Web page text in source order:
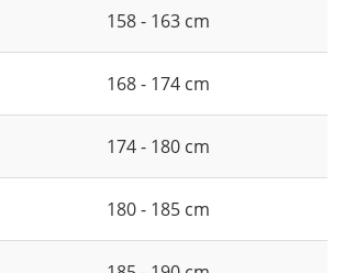
158 - 163 cm
168 - 174 cm
174 - 180 cm
180 - 185 cm